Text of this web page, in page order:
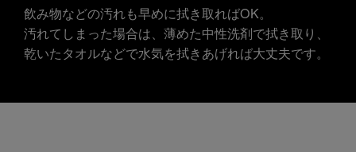
飲み物などの汚れも早めに拭き取ればOK。
汚れてしまった場合は、薄めた中性洗剤で拭き取り、
乾いたタオルなどで水気を拭きあげれば大丈夫です。